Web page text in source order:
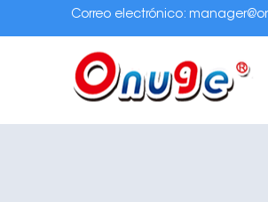
Correo electrónico: